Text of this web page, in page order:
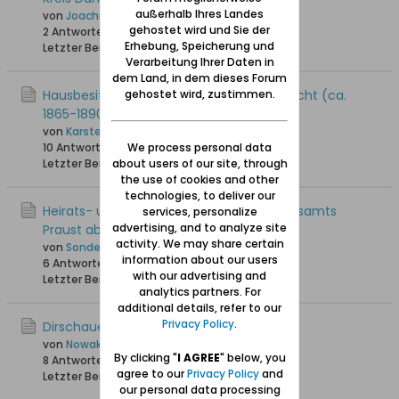
von Joachim
2 Antworten
8.198 Hits0 Likes
Letzter Beitrag
16.02.2023, 19:25
Hausbesitzer anhand Hausnummer gesucht (ca.
1865-1890)
von Karsten_A
10 Antworten
8.279 Hits0 Likes
Letzter Beitrag07.11.2022, 18:59
Heirats- und Sterbeurkunden des Standesamts
Praust ab 1915 veröffentlicht
von Sonde
6 Antworten
7.371 Hits0 Likes
Letzter Beitrag
25.04.2022, 19:17
Dirschauerstr.28 in Praust?
von Nowak
8 Antworten
21.973 Hits0 Likes
Letzter Beitrag15.07.2021, 22:02
außerhalb Ihres Landes
gehostet wird und Sie der
Erhebung, Speicherung und
Verarbeitung Ihrer Daten in
dem Land, in dem dieses Forum
gehostet wird, zustimmen.
We process personal data
about users of our site, through
the use of cookies and other
technologies, to deliver our
services, personalize
advertising, and to analyze site
activity. We may share certain
information about our users
with our advertising and
analytics partners. For
additional details, refer to our
Privacy Policy.
By clicking "I AGREE" below, you
agree to ourPrivacy Policyand
our personal data processing